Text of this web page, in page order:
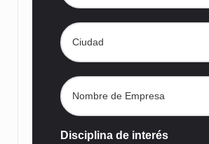
Disciplina de interés